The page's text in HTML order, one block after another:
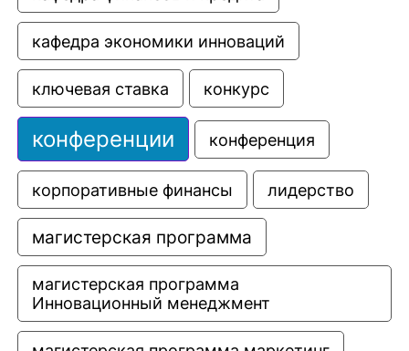
кафедра экономики инноваций
ключевая ставка конкурс
конференции конференция
корпоративные финансы лидерство
магистерская программа
магистерская программа
Инновационный менеджмент